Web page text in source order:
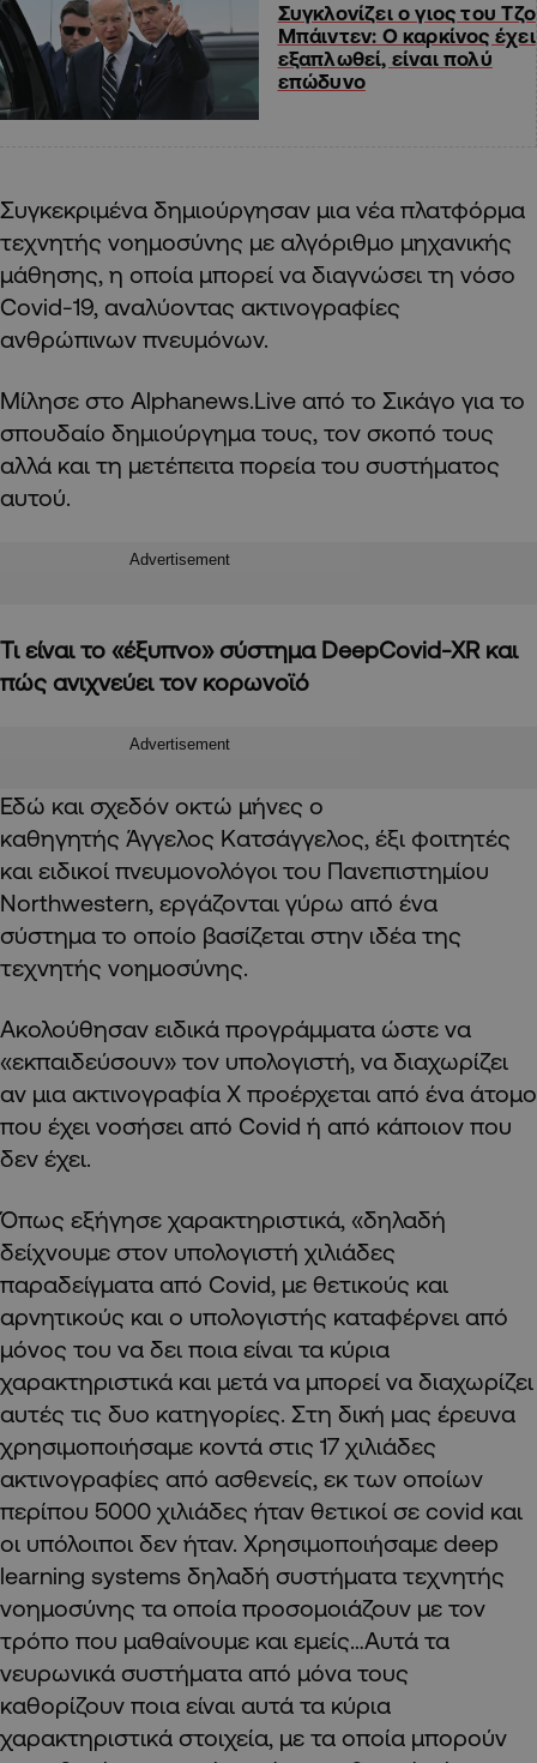
Συγκλονίζει ο γιος του Τζο
Μπάιντεν: Ο καρκίνος έχει
εξαπλωθεί, είναι πολύ
επώδυνο
Συγκεκριμένα δημιούργησαν μια νέα πλατφόρμα
τεχνητής νοημοσύνης με αλγόριθμο μηχανικής
μάθησης, η οποία μπορεί να διαγνώσει τη νόσο
Covid-19, αναλύοντας ακτινογραφίες
ανθρώπινων πνευμόνων.
Μίλησε στο Alphanews.Live από το Σικάγο για το
σπουδαίο δημιούργημα τους, τον σκοπό τους
αλλά και τη μετέπειτα πορεία του συστήματος
αυτού.
Advertisement
Τι είναι το «έξυπνο» σύστημα DeepCovid-XR και
πώς ανιχνεύει τον κορωνοϊό
Advertisement
Εδώ και σχεδόν οκτώ μήνες ο
καθηγητής Άγγελος Κατσάγγελος, έξι φοιτητές
και ειδικοί πνευμονολόγοι του Πανεπιστημίου
Northwestern, εργάζονται γύρω από ένα
σύστημα το οποίο βασίζεται στην ιδέα της
τεχνητής νοημοσύνης.
Ακολούθησαν ειδικά προγράμματα ώστε να
«εκπαιδεύσουν» τον υπολογιστή, να διαχωρίζει
αν μια ακτινογραφία Χ προέρχεται από ένα άτομο
που έχει νοσήσει από Covid ή από κάποιον που
δεν έχει.
Όπως εξήγησε χαρακτηριστικά, «δηλαδή
δείχνουμε στον υπολογιστή χιλιάδες
παραδείγματα από Covid, με θετικούς και
αρνητικούς και ο υπολογιστής καταφέρνει από
μόνος του να δει ποια είναι τα κύρια
χαρακτηριστικά και μετά να μπορεί να διαχωρίζει
αυτές τις δυο κατηγορίες. Στη δική μας έρευνα
χρησιμοποιήσαμε κοντά στις 17 χιλιάδες
ακτινογραφίες από ασθενείς, εκ των οποίων
περίπου 5000 χιλιάδες ήταν θετικοί σε covid και
οι υπόλοιποι δεν ήταν. Χρησιμοποιήσαμε deep
learning systems δηλαδή συστήματα τεχνητής
νοημοσύνης τα οποία προσομοιάζουν με τον
τρόπο που μαθαίνουμε και εμείς…Aυτά τα
νευρωνικά συστήματα από μόνα τους
καθορίζουν ποια είναι αυτά τα κύρια
χαρακτηριστικά στοιχεία, με τα οποία μπορούν